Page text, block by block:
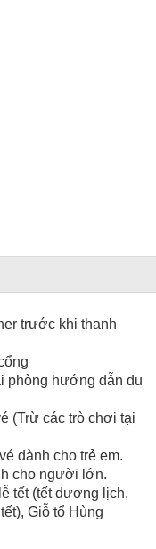
trước khi thanh
phòng hướng dẫn du
(Trừ các trò chơi tại
dành cho trẻ em.
cho người lớn.
tết (tết dương lịch,
Giỗ tổ Hùng